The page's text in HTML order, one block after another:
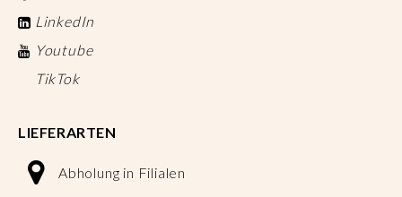
LinkedIn
Youtube
TikTok
LIEFERARTEN
Abholung in Filialen